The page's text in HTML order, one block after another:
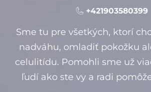
+421903580399
Sme tu pre všetkých, ktorí
nadváhu, omladiť pokožku
celulitídu. Pomohli sme už
ľudí ako ste vy a radi